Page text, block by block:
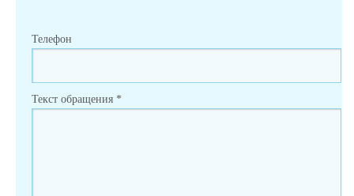
Телефон
Текст обращения *